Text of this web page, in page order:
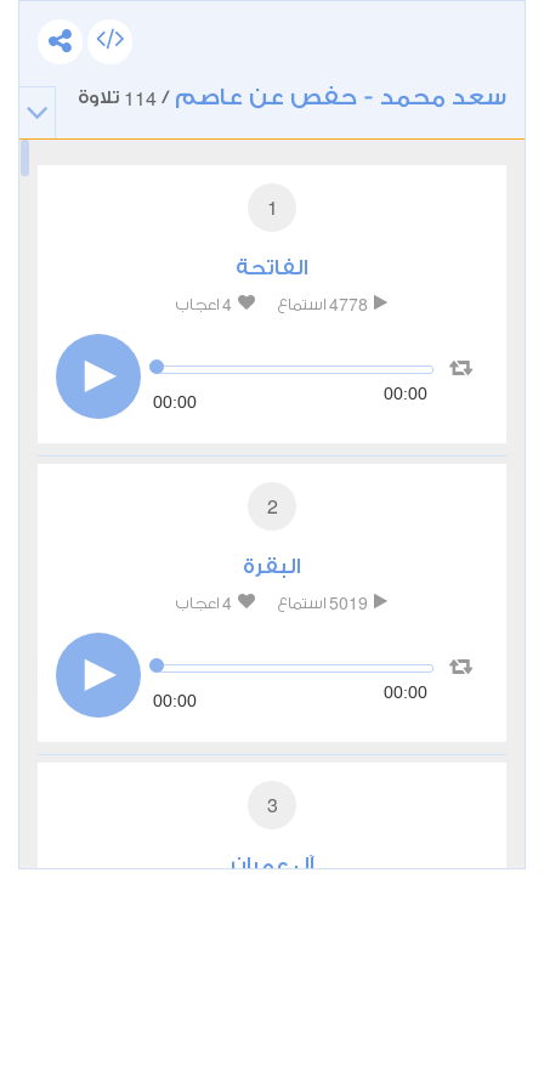
سعد محمد - حفص عن عاصم /
114 تلاوة
1
الفاتحة
4778 استماع 4 اعجاب
00:00 00:00
2
البقرة
5019 استماع 4 اعجاب
00:00 00:00
3
آل عمران